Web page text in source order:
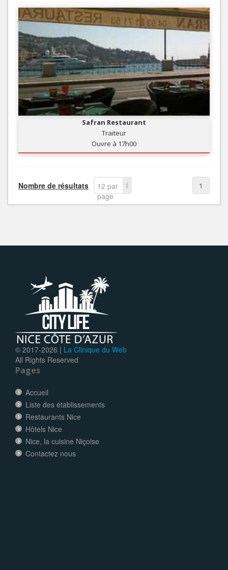
Safran Restaurant
Traiteur
Ouvre à 17h00
Nombre de résultats
12 par
page
1
© 2017-2026 | La Clinique du Web
All Rights Reserved
Pages
Accueil
Liste des établissements
Restaurants Nice
Hôtels Nice
Nice, la cuisine Niçoise
Contactez nous